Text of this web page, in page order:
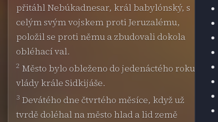
přitáhl Nebúkadnesar, král babylónský, s
celým svým vojskem proti Jeruzalému,
položil se proti němu a zbudovali dokola
obléhací val.
2 Město bylo obleženo do jedenáctého roku
vlády krále Sidkijáše.
3 Devátého dne čtvrtého měsíce, když už
tvrdě doléhal na město hlad a lid země